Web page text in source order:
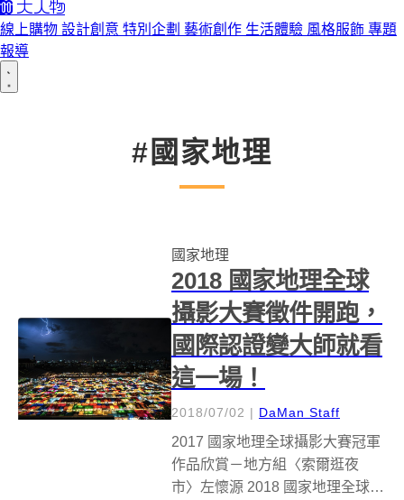
線上購物 設計創意 特別企劃 藝術創作 生活體驗 風格服飾 專題
報導
#國家地理
國家地理
2018 國家地理全球
攝影大賽徵件開跑，
國際認證變大師就看
這一場！
2018/07/02 | DaMan Staff
2017 國家地理全球攝影大賽冠軍
作品欣賞－地方組〈索爾逛夜
市〉左懷源 2018 國家地理全球攝